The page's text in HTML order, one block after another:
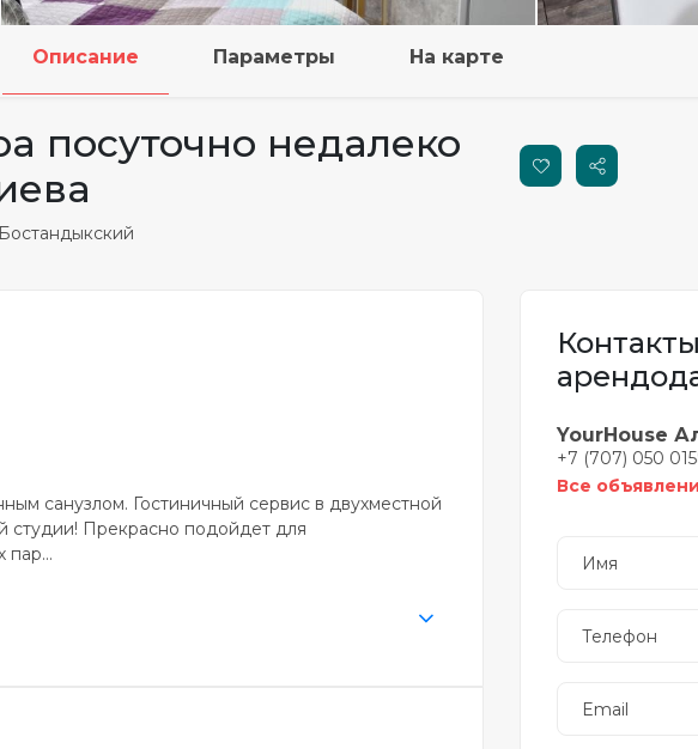
Описание Параметры На карте
посуточно недалеко
санузлом. Гостиничный сервис в двухместной
студии! Прекрасно подойдет для
пар...
Контакты
YourHouse
+7 (707) 050
Все